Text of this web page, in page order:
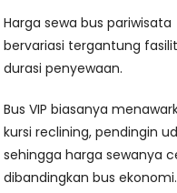
Harga sewa bus pariwisata
bervariasi tergantung
durasi penyewaan.
Bus VIP biasanya
kursi reclining, pendingin
sehingga harga sewanya
dibandingkan bus ekonomi.